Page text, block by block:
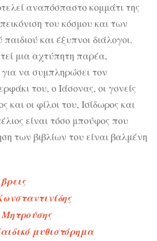
αναπόσπαστο κομμάτι της
του κόσμου και των
και έξυπνοι διάλογοι.
μια αχτύπητη παρέα,
να συμπληρώσει τον
του, ο Ιάσονας, οι γονείς
οι φίλοι του, Ισίδωρος και
είναι τόσο μπούφος που
των βιβλίων του είναι βαλμένη
μυθιστόρημα